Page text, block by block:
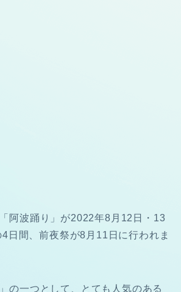
阿波踊り」が2022年8月12日・13
日間、前夜祭が8月11日に行われま
の一つとして、とても人気のある